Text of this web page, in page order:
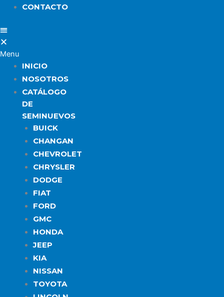
CONTACTO
Menu
INICIO
NOSOTROS
CATÁLOGO
DE
SEMINUEVOS
BUICK
CHANGAN
CHEVROLET
CHRYSLER
DODGE
FIAT
FORD
GMC
HONDA
JEEP
KIA
NISSAN
TOYOTA